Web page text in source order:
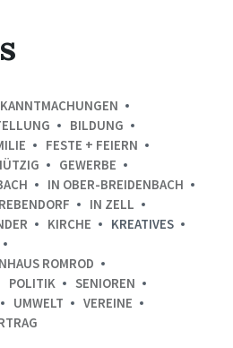
BILDUNG
FESTE + FEIERN
GEWERBE
IN OBER-BREIDENBACH
IN ZELL
KIRCHE
KREATIVES
ROMROD
POLITIK
SENIOREN
UMWELT
VEREINE